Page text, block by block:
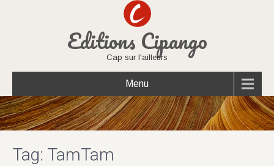
Editions Cipango
Cap sur l'ailleurs
Menu
Tag: TamTam